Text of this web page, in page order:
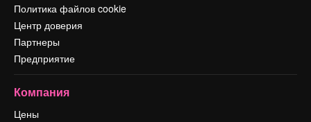
Политика файлов cookie
Центр доверия
Партнеры
Предприятие
Компания
Цены